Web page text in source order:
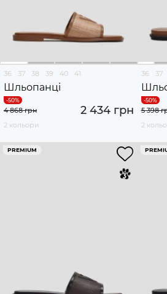
36 37 38 39 40 41
Шльопанці
2 434 грн
4 868 грн
2 кольори
36 37
5 398
2
PREMIUM